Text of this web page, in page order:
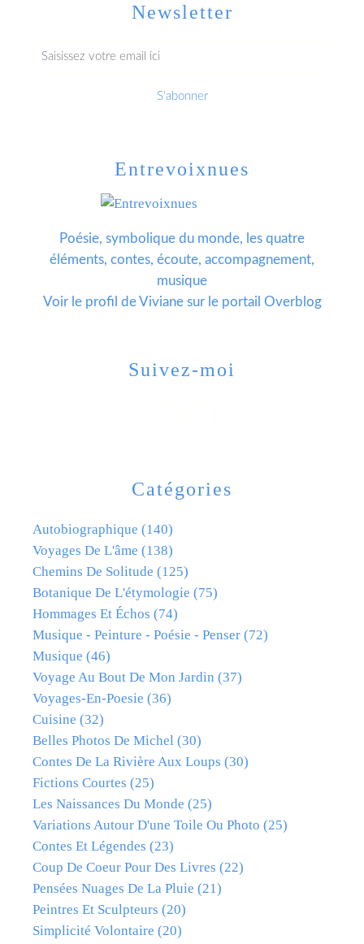
Newsletter
Catégories
Autobiographique (140)
Voyages De L'âme (138)
Chemins De Solitude (125)
Botanique De L'étymologie (75)
Hommages Et Échos (74)
Musique - Peinture - Poésie - Penser (72)
Musique (46)
Voyage Au Bout De Mon Jardin (37)
Voyages-En-Poesie (36)
Cuisine (32)
Belles Photos De Michel (30)
Contes De La Rivière Aux Loups (30)
Fictions Courtes (25)
Les Naissances Du Monde (25)
Variations Autour D'une Toile Ou Photo (25)
Contes Et Légendes (23)
Coup De Coeur Pour Des Livres (22)
Pensées Nuages De La Pluie (21)
Peintres Et Sculpteurs (20)
Simplicité Volontaire (20)
Entrevoixnues
Poésie, symbolique du monde, les quatre
éléments, contes, écoute, accompagnement,
musique
Voir le profil deVivianesur le portail Overblog
Suivez-moi